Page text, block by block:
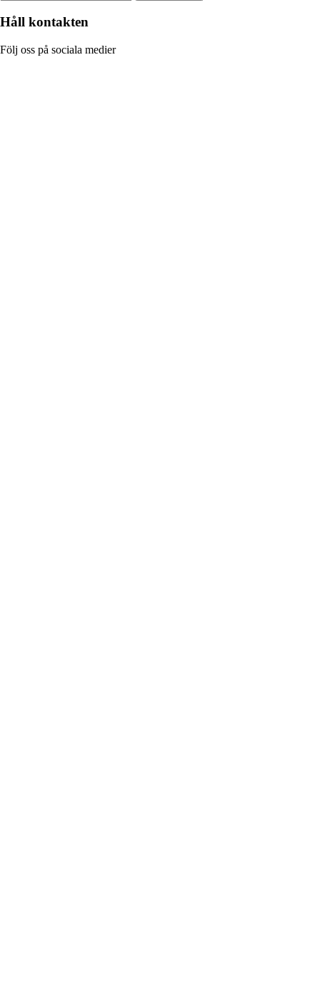
Håll kontakten
Följ oss på sociala medier